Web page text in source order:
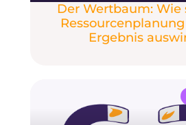
Der Wertbaum: Wie
Ergebnis